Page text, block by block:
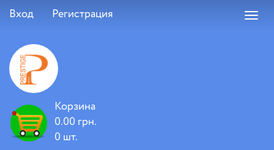
Вход Регистрация
Корзина
0.00 грн.
0 шт.